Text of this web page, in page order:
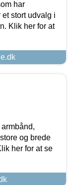
har
stort udvalg i
Klik her for at
og brede
her for at se